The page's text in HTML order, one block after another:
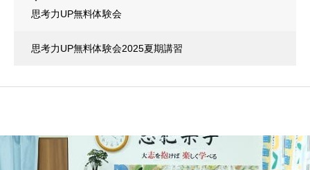
思考力UP無料体験会
思考力UP無料体験会2025夏期講習